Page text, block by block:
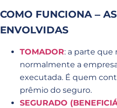
COMO FUNCIONA ‒
ENVOLVIDAS
TOMADOR: a parte
normalmente a
executada. É quem
prêmio do seguro.
SEGURADO